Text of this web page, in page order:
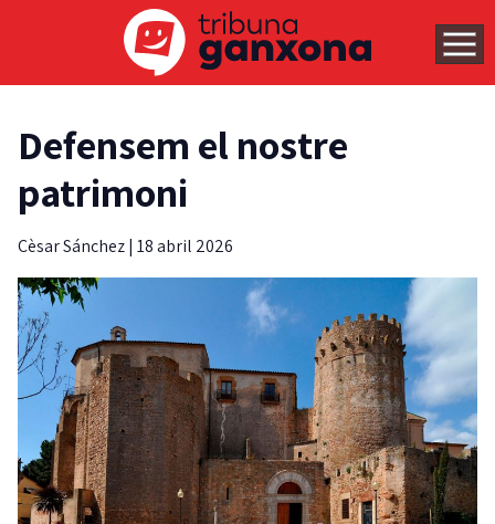
Defensem el nostre
patrimoni
Cèsar Sánchez| 18 abril 2026